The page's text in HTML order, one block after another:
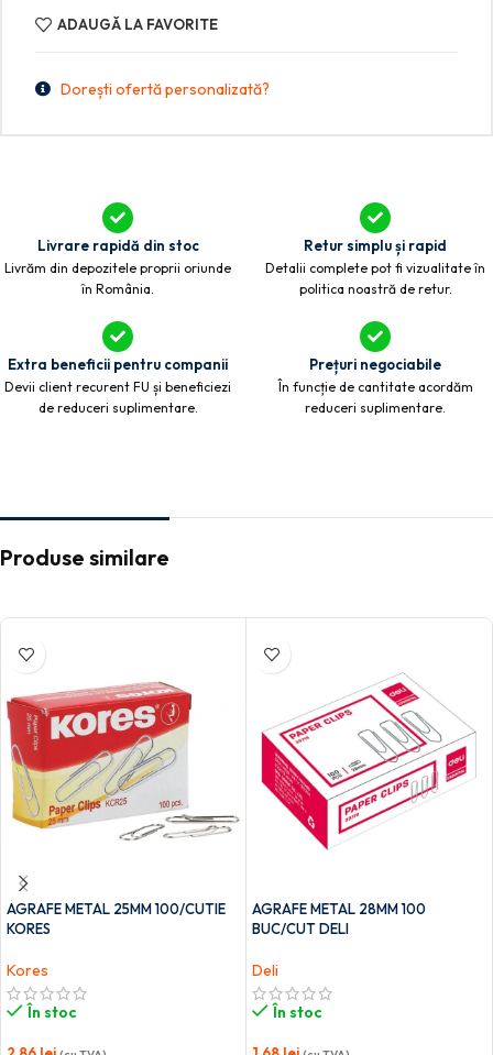
ADAUGĂ LA FAVORITE
Dorești ofertă personalizată?
Livrare rapidă din stoc
Livrăm din depozitele proprii oriunde
în România.
Retur simplu și rapid
Detalii complete pot fi vizualitate în
politica noastră de retur.
Extra beneficii pentru companii
Devii client recurent FU și beneficiezi
de reduceri suplimentare.
Prețuri negociabile
În funcție de cantitate acordăm
reduceri suplimentare.
Produse similare
AGRAFE METAL 25MM 100/CUTIE
KORES
Kores
În stoc
AGRAFE METAL 28MM 100
BUC/CUT DELI
Deli
În stoc